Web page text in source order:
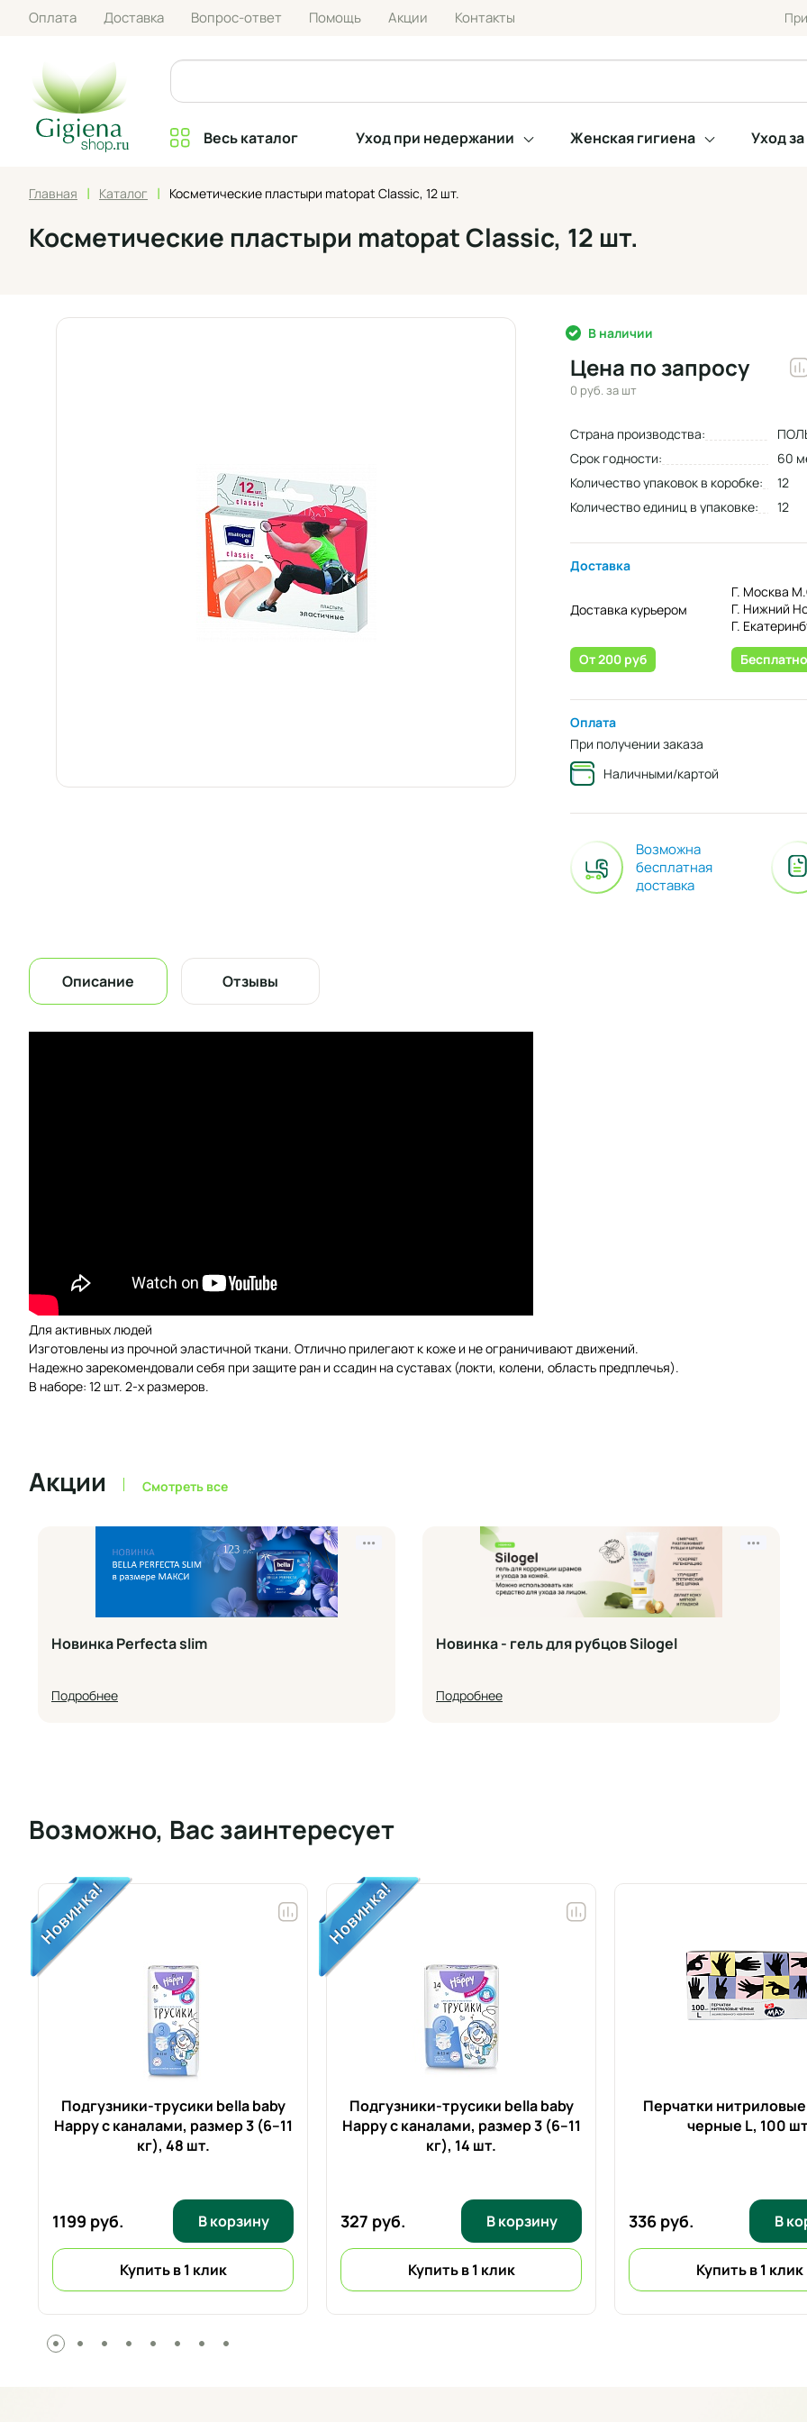
Оплата Доставка Вопрос-ответ Помощь Акции Контакты
Весь каталог Уход при недержании Женская гигиена Уход
Главная | Каталог | Косметические пластыри matopat Classic, 12 шт.
Косметические пластыри matopat Classic, 12 шт.
В наличии
Цена по запросу
0 руб.за шт
Страна производства:
Срок годности:
60
Количество упаковок в коробке:
12
Количество единиц в упаковке:
12
Доставка
Доставка курьером
От 200 руб
Г. Москва
Г. Нижний
Г.
Бесплатно
Оплата
При получении заказа
Наличными/картой
Возможна
бесплатная
доставка
Описание Отзывы
Для активных людей
Изготовлены из прочной эластичной ткани. Отлично прилегают к коже и не ограничивают движений.
Надежно зарекомендовали себя при защите ран и ссадин на суставах (локти, колени, область предплечья).
В наборе: 12 шт. 2-х размеров.
Акции Смотреть все
•••
Новинка Perfecta slim
Подробнее
•••
Новинка - гель для рубцов Silogel
Подробнее
Возможно, Вас заинтересует
Подгузники-трусики bella baby
Happy с каналами, размер 3 (6–11
кг), 48 шт.
1199 руб. В корзину
Купить в 1 клик
Подгузники-трусики bella baby
Happy с каналами, размер 3 (6–11
кг), 14 шт.
327 руб. В корзину
Купить в 1 клик
Перчатки нитриловые
черные L, 100
336 руб. В
Купить в 1 клик